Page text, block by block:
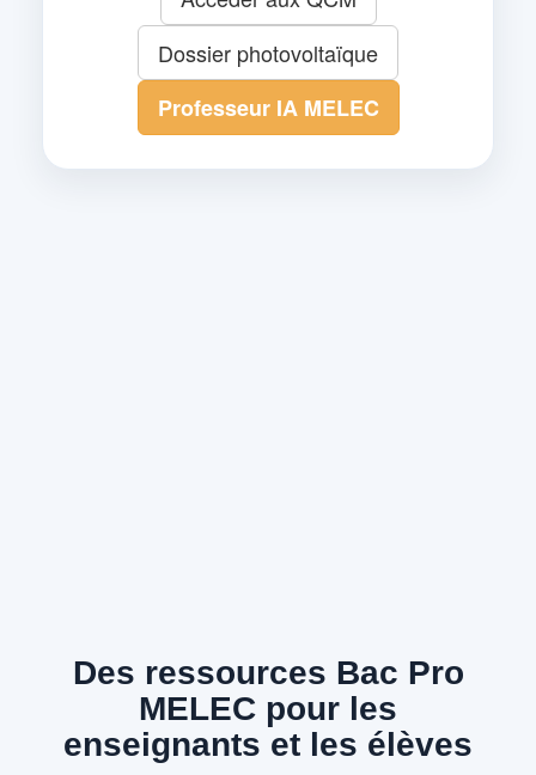
Dossier photovoltaïque
Professeur IA MELEC
Des ressources Bac Pro
MELEC pour les
enseignants et les élèves